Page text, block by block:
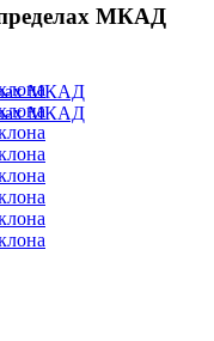
пределах МКАД